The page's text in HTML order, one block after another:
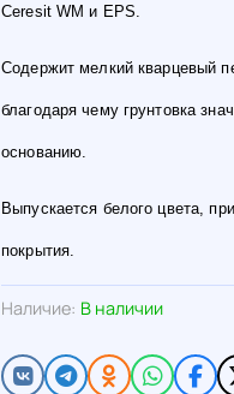
Наличие: В наличии
Ceresit WM и EPS.
Содержит мелкий кварцевый
благодаря чему грунтовка
основанию.
Выпускается белого цвета,
покрытия.